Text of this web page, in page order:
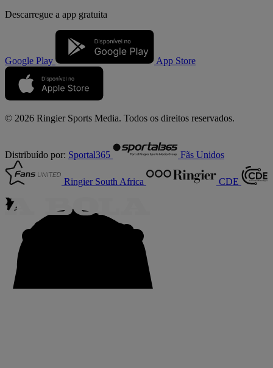
Descarregue a app gratuita
Google Play App Store
© 2026 Ringier Sports Media. Todos os direitos reservados.
Distribuído por: Sportal365 Fãs Unidos
Ringier South Africa CDE